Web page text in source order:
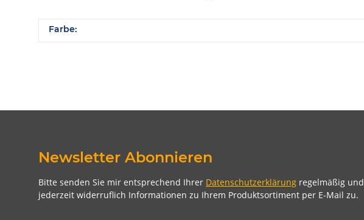
Farbe:
Newsletter Abonnieren
Bitte senden Sie mir entsprechend Ihrer Datenschutzerklärung regelmäßig und
jederzeit widerruflich Informationen zu Ihrem Produktsortiment per E-Mail zu.